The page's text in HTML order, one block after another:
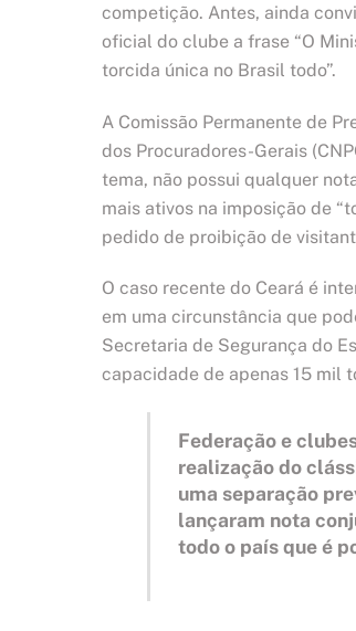
competição. Antes, ainda
oficial do clube a frase “O
torcida única no Brasil todo”.
A Comissão Permanente de
dos Procuradores-Gerais
tema, não possui qualquer
mais ativos na imposição de
pedido de proibição de
O caso recente do Ceará é
em uma circunstância que
Secretaria de Segurança do
capacidade de apenas 15 mil
Federação e
realização do
uma separação
lançaram nota
todo o país que é